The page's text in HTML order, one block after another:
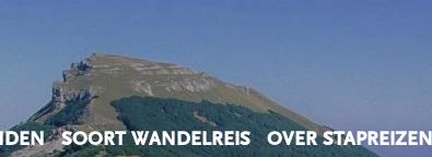
SOORT WANDELREIS OVER STAPREIZEN